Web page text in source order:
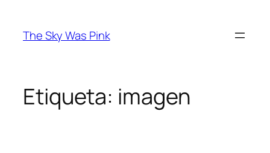
contenido
The Sky Was Pink
Etiqueta: imagen